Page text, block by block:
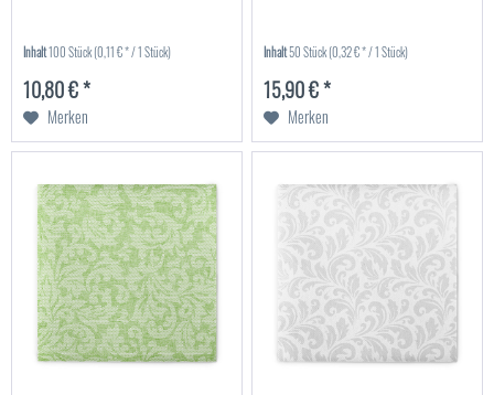
Inhalt100 Stück(0,11 € * / 1 Stück)
10,80 € *
Merken
Inhalt50 Stück(0,32 € * / 1 Stück)
15,90 € *
Merken